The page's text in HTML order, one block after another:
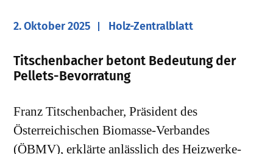
2. Oktober 2025 Holz-Zentralblatt
Titschenbacher betont Bedeutung der
Pellets-Bevorratung
Franz Titschenbacher, Präsident des
Österreichischen Biomasse-Verbandes
(ÖBMV), erklärte anlässlich des Heizwerke-